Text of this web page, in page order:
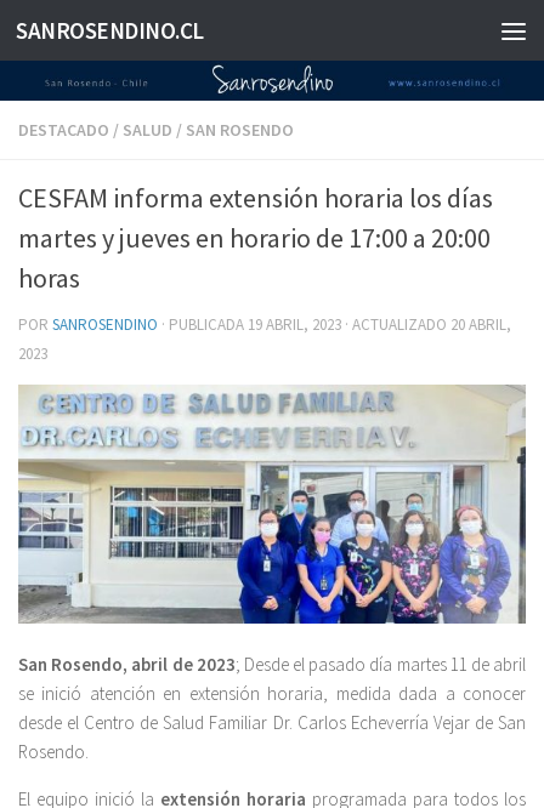
Saltar al contenido
SANROSENDINO.CL
DESTACADO / SALUD / SAN ROSENDO
CESFAM informa extensión horaria los días
martes y jueves en horario de 17:00 a 20:00
horas
POR SANROSENDINO · PUBLICADA 19 ABRIL, 2023 · ACTUALIZADO 20 ABRIL,
2023
San Rosendo, abril de 2023; Desde el pasado día martes 11 de abril
se inició atención en extensión horaria, medida dada a conocer
desde el Centro de Salud Familiar Dr. Carlos Echeverría Vejar de San
Rosendo.
El equipo inició la extensión horaria programada para todos los